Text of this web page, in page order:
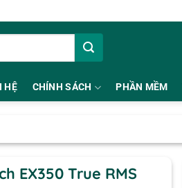
HỆ CHÍNH SÁCH PHẦN MỀM
EX350 True RMS